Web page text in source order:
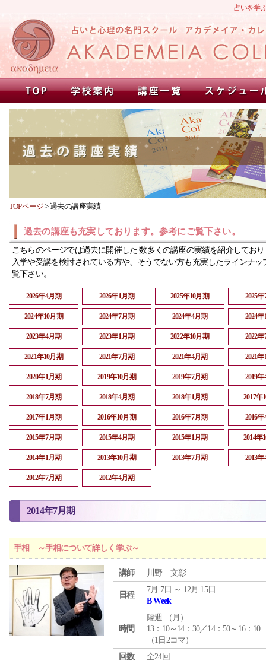
占いを学
TOPページ>過去の講座実績
過去の講座も充実しております。参考にご覧下さい。
こちらのページでは過去に開催した 数多くの講座の実績を紹介してお
入学や受講を検討されている方や、そうでない方も充実したラインナッ
覧下さい。
2026年4月期 2026年1月期 2025年10月期 2025
2024年10月期 2024年7月期 2024年4月期 2024
2023年4月期 2023年1月期 2022年10月期 2022
2021年10月期 2021年7月期 2021年4月期 2021
2020年1月期 2019年10月期 2019年7月期 2019
2018年7月期 2018年4月期 2018年1月期 2017年
2017年1月期 2016年10月期 2016年7月期 2016
2015年7月期 2015年4月期 2015年1月期 2014年
2014年1月期 2013年10月期 2013年7月期 2013
2012年7月期 2012年4月期
2014年7月期
手相 ～手相について詳しく学ぶ～
講師 川野 文彰
日程
7月 7日 ～ 12月 15日
B Week
時間
隔週 （ 月 ）
13：10～14：30／14：50～16：10
（1日2コマ）
回数
全24回